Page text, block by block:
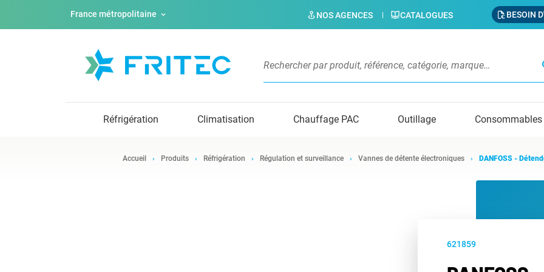
France métropolitaine NOS AGENCES CATALOGUES BESOIN
Réfrigération Climatisation Chauffage PAC Outillage Consommables
Accueil Produits Réfrigération Régulation et surveillance Vannes de détente électroniques DANFOSS -
621859